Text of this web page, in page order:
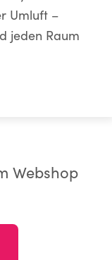
Umluft –
jeden Raum
Webshop